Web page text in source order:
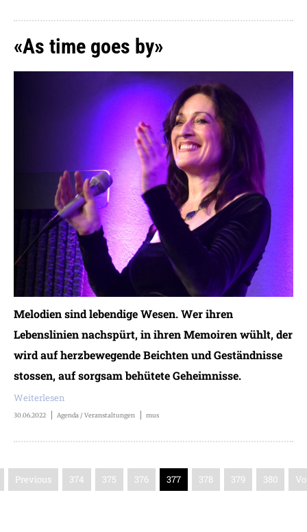
«As time goes by»
Melodien sind lebendige Wesen. Wer ihren
Lebenslinien nachspürt, in ihren Memoiren wühlt, der
wird auf herzbewegende Beichten und Geständnisse
stossen, auf sorgsam behütete Geheimnisse.
Weiterlesen
30.06.2022 Agenda / Veranstaltungen mus
Previous 374 375 376 377 378 379 380